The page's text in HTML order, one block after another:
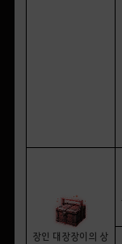
장인 대장장이의 상